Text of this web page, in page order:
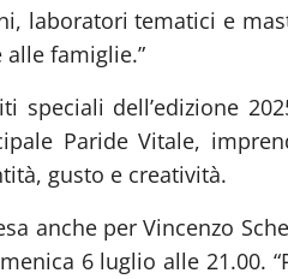
laboratori tematici e
famiglie.”
speciali dell’edizione
Paride Vitale,
gusto e creatività.
anche per Vincenzo
6 luglio alle 21.00.